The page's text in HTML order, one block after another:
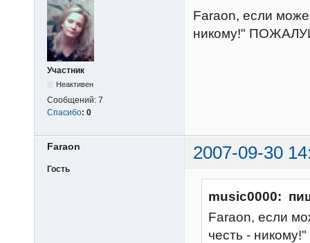
Участник
Неактивен
Сообщений: 7
Спасибо: 0
Faraon, если
никому!"
Faraon 2007-09-30
Гость
music0000:
Faraon, если
честь -